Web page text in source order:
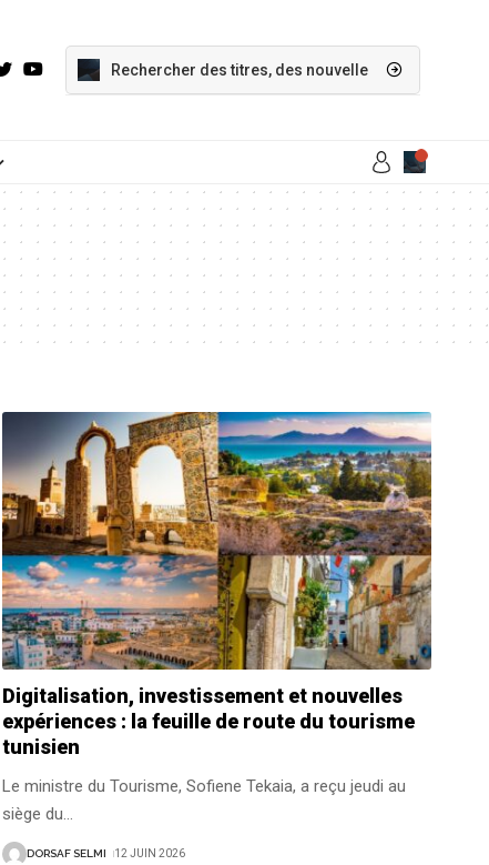
Digitalisation, investissement et nouvelles
expériences : la feuille de route du tourisme
tunisien
Le ministre du Tourisme, Sofiene Tekaia, a reçu jeudi au
siège du…
DORSAF SELMI 12 JUIN 2026